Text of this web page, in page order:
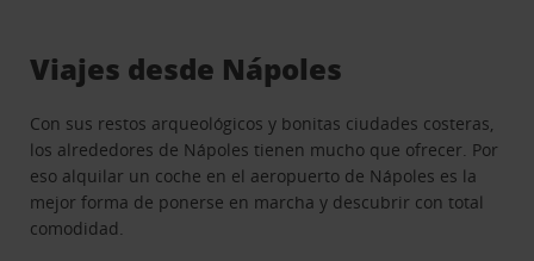
Viajes desde Nápoles
Con sus restos arqueológicos y bonitas ciudades costeras,
los alrededores de Nápoles tienen mucho que ofrecer. Por
eso alquilar un coche en el aeropuerto de Nápoles es la
mejor forma de ponerse en marcha y descubrir con total
comodidad.